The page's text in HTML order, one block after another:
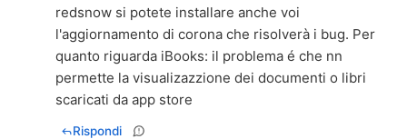
redsnow si potete installare anche voi
l'aggiornamento di corona che risolverà i bug. Per
quanto riguarda iBooks: il problema é che nn
permette la visualizazzione dei documenti o libri
scaricati da app store
Rispondi